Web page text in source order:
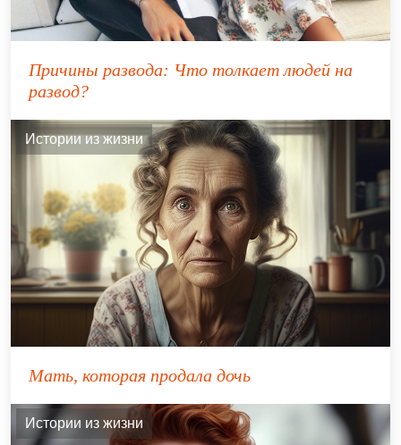
Причины развода: Что толкает людей на
развод?
Истории из жизни
Мать, которая продала дочь
Истории из жизни